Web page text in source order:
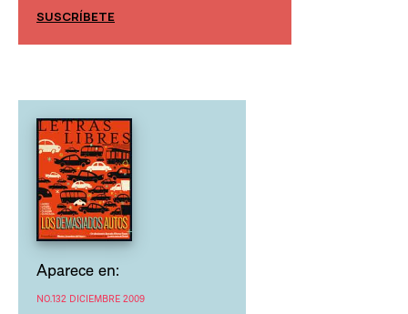
SUSCRÍBETE
Aparece en:
NO.132 DICIEMBRE 2009